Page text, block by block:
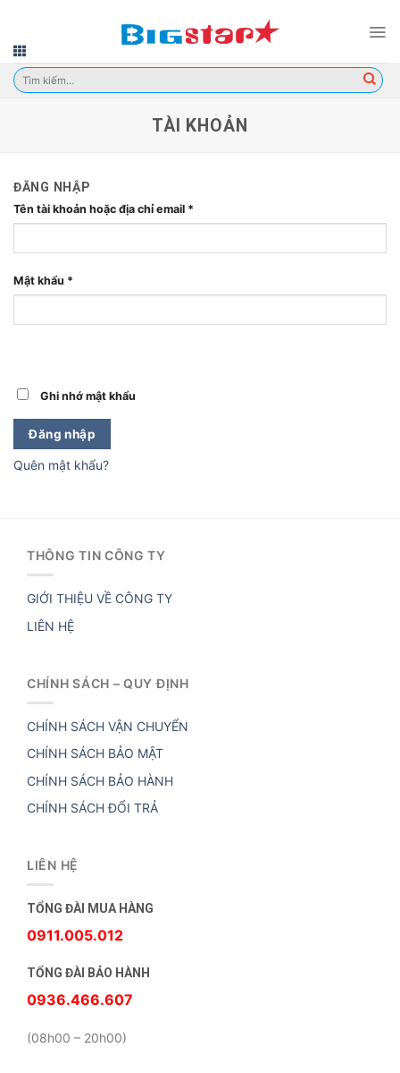
content
Tìm
kiếm:
TÀI KHOẢN
ĐĂNG NHẬP
Tên tài khoản hoặc địa chỉ email *
Mật khẩu *
Ghi nhớ mật khẩu
Đăng nhập
Quên mật khẩu?
THÔNG TIN CÔNG TY
GIỚI THIỆU VỀ CÔNG TY
LIÊN HỆ
CHÍNH SÁCH – QUY ĐỊNH
CHÍNH SÁCH VẬN CHUYỂN
CHÍNH SÁCH BẢO MẬT
CHÍNH SÁCH BẢO HÀNH
CHÍNH SÁCH ĐỔI TRẢ
LIÊN HỆ
TỔNG ĐÀI MUA HÀNG
0911.005.012
TỔNG ĐÀI BẢO HÀNH
0936.466.607
(08h00 – 20h00)